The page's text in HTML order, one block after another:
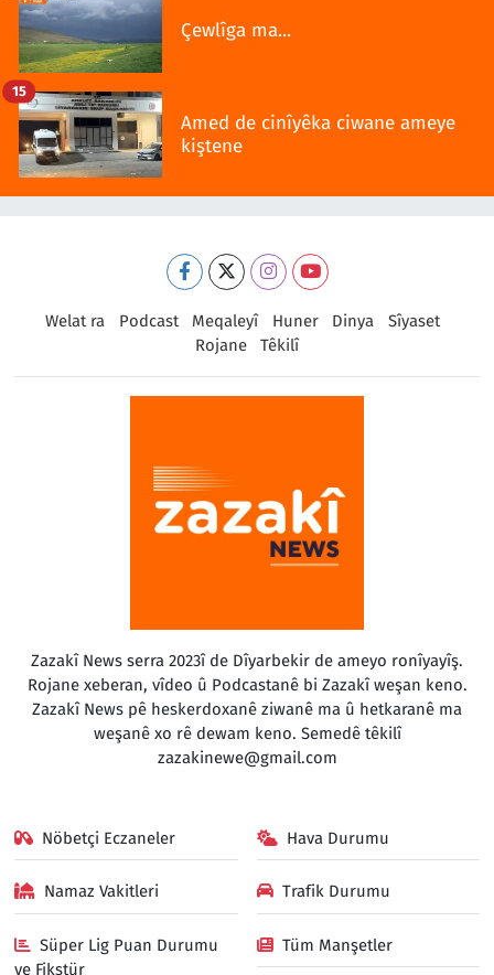
Çewlîga ma...
Amed de cinîyêka ciwane ameye
kiştene
15
Welat ra Podcast Meqaleyî Huner Dinya
Sîyaset
Rojane
Têkilî
Zazakî News serra 2023î de Dîyarbekir de ameyo ronîyayîş.
Rojane xeberan, vîdeo û Podcastanê bi Zazakî weşan keno.
Zazakî News pê heskerdoxanê ziwanê ma û hetkaranê ma
weşanê xo rê dewam keno. Semedê têkilî
zazakinewe@gmail.com
Nöbetçi Eczaneler Hava Durumu
Namaz Vakitleri Trafik Durumu
Süper Lig Puan Durumu
ve Fikstür
Tüm Manşetler